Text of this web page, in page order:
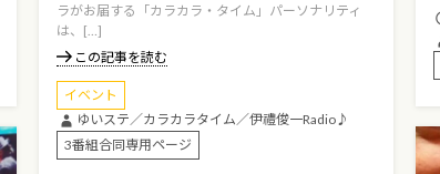
ラがお届する「カラカラ・タイム」パーソナリティ
は、[…]
この記事を読む
イベント
ゆいステ／カラカラタイム／伊禮俊一Radio♪
3番組合同専用ページ